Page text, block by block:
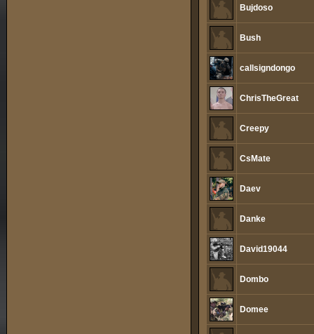
Bujdoso
Bush
callsigndongo
ChrisTheGreat
Creepy
CsMate
Daev
Danke
David19044
Dombo
Domee